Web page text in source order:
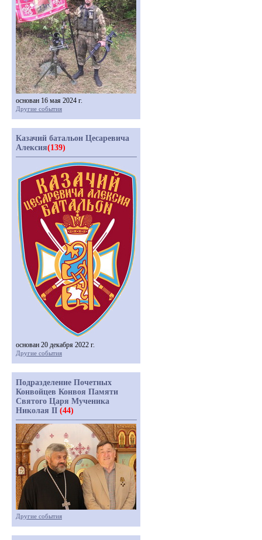
основан 16 мая 2024 г.
Другие события
Казачий батальон Цесаревича
Алексия(139)
основан 20 декабря 2022 г.
Другие события
Подразделение Почетных
Конвойцев Конвоя Памяти
Святого Царя Мученика
Николая II (44)
Другие события